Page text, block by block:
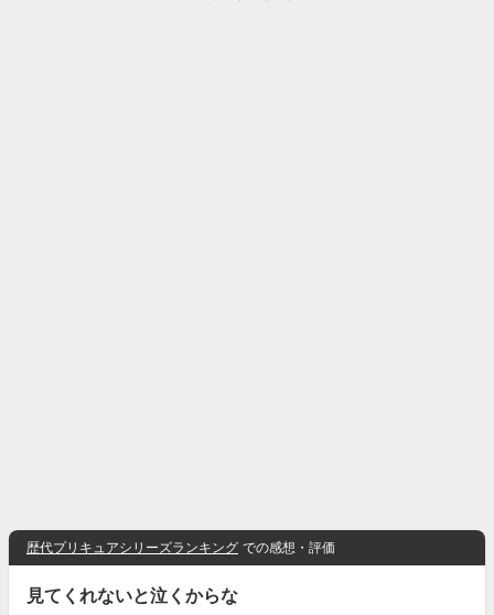
歴代プリキュアシリーズランキング での感想・評価
見てくれないと泣くからな